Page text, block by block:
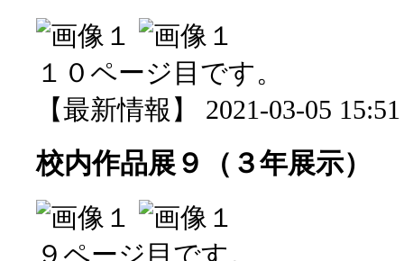
１０ページ目です。
【最新情報】 2021-03-05
校内作品展９（３年展示）
９ページ目です。